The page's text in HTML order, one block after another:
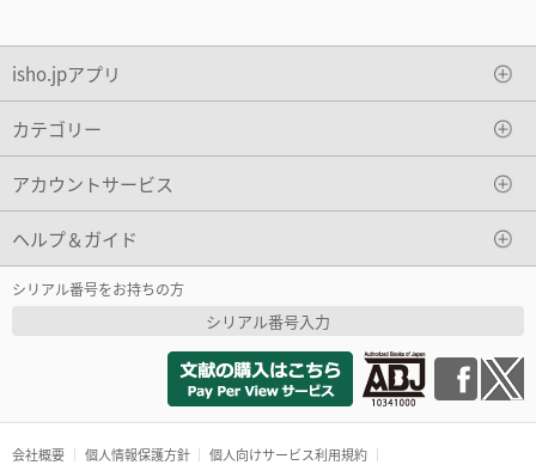
isho.jpアプリ
カテゴリー
アカウントサービス
ヘルプ＆ガイド
シリアル番号をお持ちの方
シリアル番号入力
会社概要 個人情報保護方針 個人向けサービス利用規約